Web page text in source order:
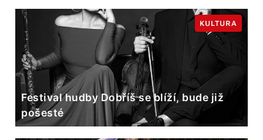
Festival hudby Dobříš se blíží, bude již
pošesté
KULTURA